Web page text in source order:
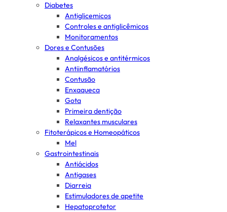
Diabetes
Antiglicemicos
Controles e antiglicêmicos
Monitoramentos
Dores e Contusões
Analgésicos e antitérmicos
Antiinflamatórios
Contusão
Enxaqueca
Gota
Primeira dentição
Relaxantes musculares
Fitoterápicos e Homeopáticos
Mel
Gastrointestinais
Antiácidos
Antigases
Diarreia
Estimuladores de apetite
Hepatoprotetor